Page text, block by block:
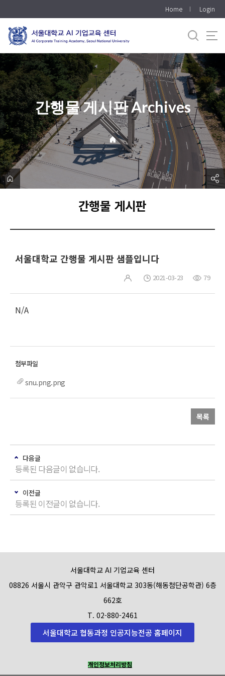
로
메
뉴
Home Login
간행물 게시판 Archives
간행물 게시판
서울대학교 간행물 게시판 샘플입니다
2021-03-23 79
N/A
snu.png.png
목록
다음글
등록된 다음글이 없습니다.
이전글
등록된 이전글이 없습니다.
서울대학교 AI 기업교육 센터
08826 서울시 관악구 관악로1 서울대학교 303동(해동첨단공학관) 6층
662호
T. 02-880-2461
서울대학교 협동과정 인공지능전공 홈페이지
개인정보처리방침